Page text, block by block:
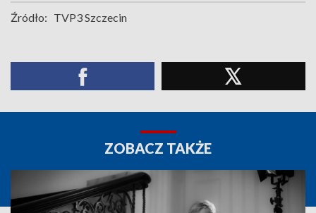
Źródło: TVP3 Szczecin
ZOBACZ TAKŻE